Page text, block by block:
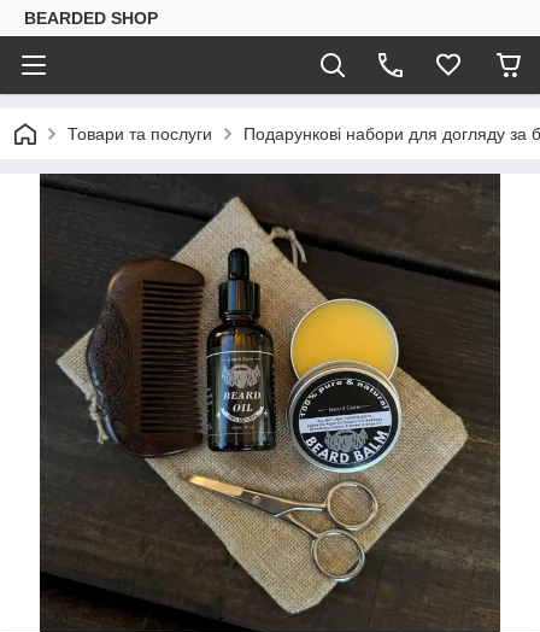
BEARDED SHOP
Товари та послуги Подарункові набори для догляду за